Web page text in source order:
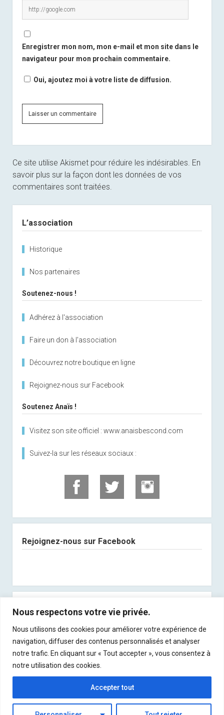
Nous respectons votre vie privée.
Nous utilisons des cookies pour améliorer votre expérience de
navigation, diffuser des contenus personnalisés et analyser
notre trafic. En cliquant sur « Tout accepter », vous consentez à
notre utilisation des cookies.
Accepter tout
Enregistrer mon nom, mon e-mail et mon site dans le
navigateur pour mon prochain commentaire.
Oui, ajoutez moi à votre liste de diffusion.
Ce site utilise Akismet pour réduire les indésirables. En
savoir plus sur la façon dont les données de vos
commentaires sont traitées.
L’association
Historique
Nos partenaires
Soutenez-nous !
Adhérez à l'association
Faire un don à l'association
Découvrez notre boutique en ligne
Rejoignez-nous sur Facebook
Soutenez Anaïs !
Visitez son site officiel : www.anaisbescond.com
Suivez-la sur les réseaux sociaux :
Rejoignez-nous sur Facebook
Abonnez-vous à notre newsletter
Recevez les derniers articles directement dans
votre boite mail !